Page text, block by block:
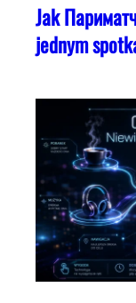
Jak
jednym